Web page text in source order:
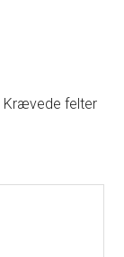
Krævede felter